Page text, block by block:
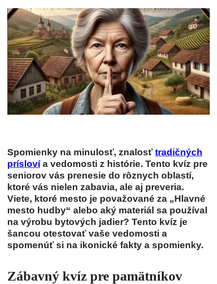
Spomienky na minulosť, znalosťtradičných
príslovía vedomosti z histórie. Tento kvíz pre
seniorov vás prenesie do rôznych oblastí,
ktoré vás nielen zabavia, ale aj preveria.
Viete, ktoré mesto je považované za „Hlavné
mesto hudby“ alebo aký materiál sa používal
na výrobu bytových jadier? Tento kvíz je
šancou otestovať vaše vedomosti a
spomenúť si na ikonické fakty a spomienky.
Zábavný kvíz pre pamätníkov